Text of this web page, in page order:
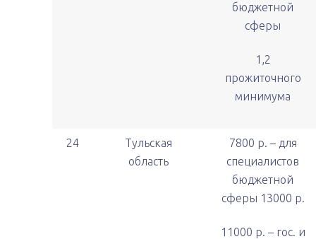
бюджетной
сферы
1,2
прожиточного
минимума
24
Тульская
область
7800 р. – для
специалистов
бюджетной
сферы 13000 р.
11000 р. – гос. и